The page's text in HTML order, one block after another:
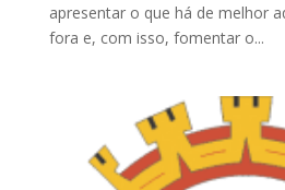
apresentar o que há de melhor
fora e, com isso, fomentar o...